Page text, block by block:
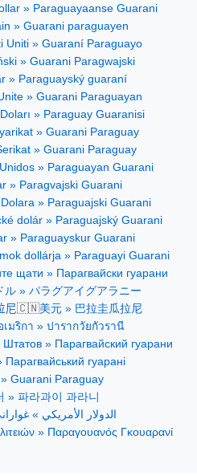
» Paraguayaanse Guarani
» Guarani paraguayen
Uniti » Guaraní Paraguayo
» Guarani Paragwajski
» Paraguayský guaraní
» Guarani Paraguayan
» Paraguay Guaranisi
» Guarani Paraguay
» Guarani Paraguay
» Paraguayan Guarani
» Paragvajski Guarani
» Paraguajski Guarani
dolár » Paraguajský Guarani
» Paraguayskur Guarani
dollárja » Paraguayi Guarani
щати » Парагвайски гуарани
ル » パラグアイグアラニー
尼🇨🇳美元 » 巴拉圭瓜拉尼
มริกา » ปารากวัยกัวรานี
» Парагвайский гуарани
гуарані
Guarani Paraguay
» 파라과이 과라니
الدولار الأمريكي »
» Παραγουανός Γκουαρανί